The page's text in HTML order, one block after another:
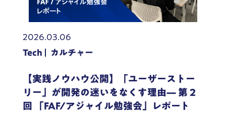
2026.03.06
Tech
カルチャー
【実践ノウハウ公開】「ユーザーストー
リー」が開発の迷いをなくす理由— 第 2
回 「FAF/アジャイル勉強会」レポート